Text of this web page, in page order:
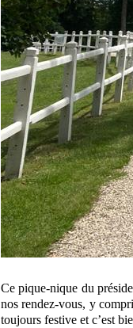
Ce pique-nique du
nos rendez-vous, y
toujours festive et c’est